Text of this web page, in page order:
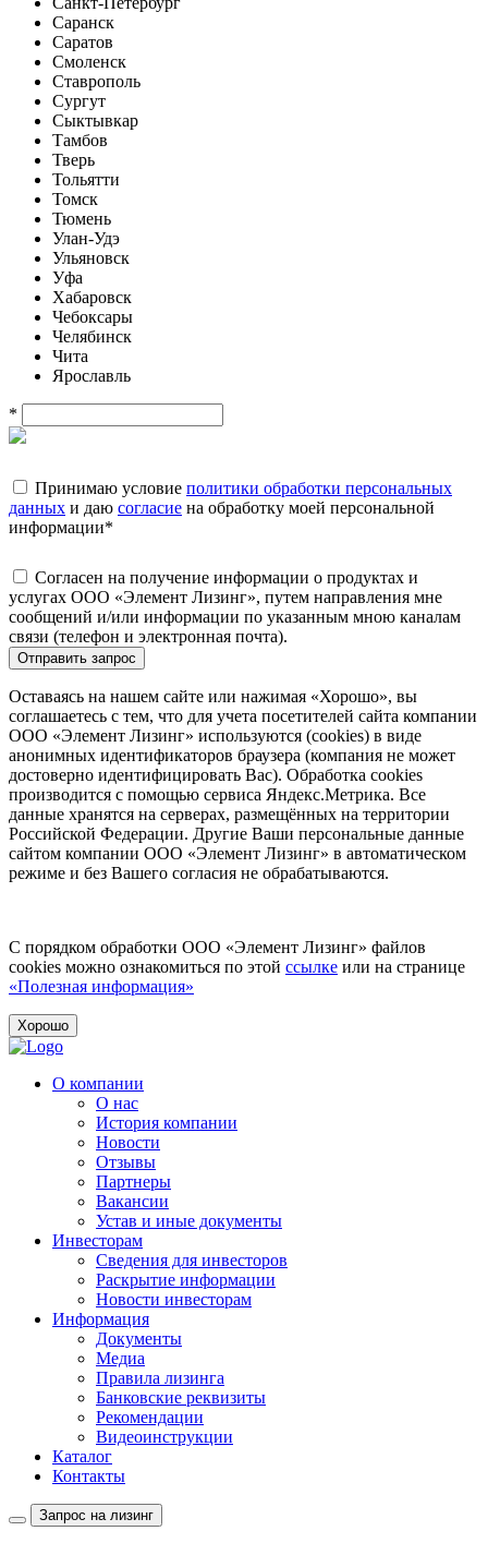
Саранск
Саратов
Смоленск
Ставрополь
Сургут
Сыктывкар
Тамбов
Тверь
Тольятти
Томск
Тюмень
Улан-Удэ
Ульяновск
Уфа
Хабаровск
Чебоксары
Челябинск
Чита
Ярославль
*
Принимаю условие политики обработки персональных
данных и даю согласие на обработку моей персональной
информации*
Согласен на получение информации о продуктах и
услугах ООО «Элемент Лизинг», путем направления мне
сообщений и/или информации по указанным мною каналам
связи (телефон и электронная почта).
Отправить запрос
Оставаясь на нашем сайте или нажимая «Хорошо», вы
соглашаетесь с тем, что для учета посетителей сайта компании
ООО «Элемент Лизинг» используются (cookies) в виде
анонимных идентификаторов браузера (компания не может
достоверно идентифицировать Вас). Обработка cookies
производится с помощью сервиса Яндекс.Метрика. Все
данные хранятся на серверах, размещённых на территории
Российской Федерации. Другие Ваши персональные данные
сайтом компании ООО «Элемент Лизинг» в автоматическом
режиме и без Вашего согласия не обрабатываются.
С порядком обработки ООО «Элемент Лизинг» файлов
cookies можно ознакомиться по этой ссылке или на странице
«Полезная информация»
Хорошо
О компании
О нас
История компании
Новости
Отзывы
Партнеры
Вакансии
Устав и иные документы
Инвесторам
Сведения для инвесторов
Раскрытие информации
Новости инвесторам
Информация
Документы
Медиа
Правила лизинга
Банковские реквизиты
Рекомендации
Видеоинструкции
Каталог
Контакты
Запрос на лизинг